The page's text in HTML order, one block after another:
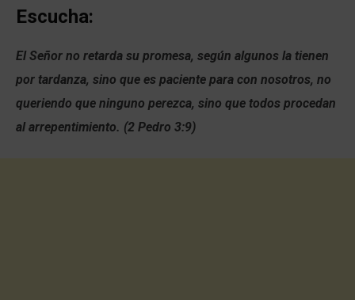
Escucha:
El Señor no retarda su promesa, según algunos la tienen
por tardanza, sino que es paciente para con nosotros, no
queriendo que ninguno perezca, sino que todos procedan
al arrepentimiento. (2 Pedro 3:9)